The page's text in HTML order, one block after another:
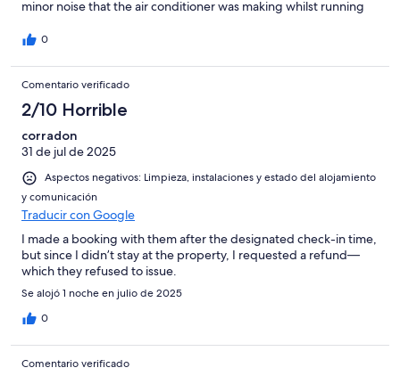
minor noise that the air conditioner was making whilst running
0
Comentario verificado
2/10 Horrible
corradon
31 de jul de 2025
Aspectos negativos: Limpieza, instalaciones y estado del alojamiento
y comunicación
Traducir con Google
I made a booking with them after the designated check-in time,
but since I didn’t stay at the property, I requested a refund—
which they refused to issue.
Se alojó 1 noche en julio de 2025
0
Comentario verificado